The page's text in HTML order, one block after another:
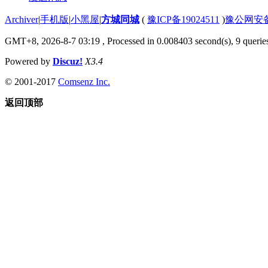
Archiver|手机版|小黑屋|方城同城 ( 豫ICP备19024511 )豫公网安
GMT+8, 2026-8-7 03:19 , Processed in 0.008403 second(s), 9
Powered by Discuz! X3.4
© 2001-2017 Comsenz Inc.
返回顶部